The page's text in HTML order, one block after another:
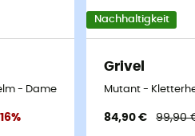
- Damen
Nachhaltigkeit
Grivel
Mutant -
84,90 € 99,90